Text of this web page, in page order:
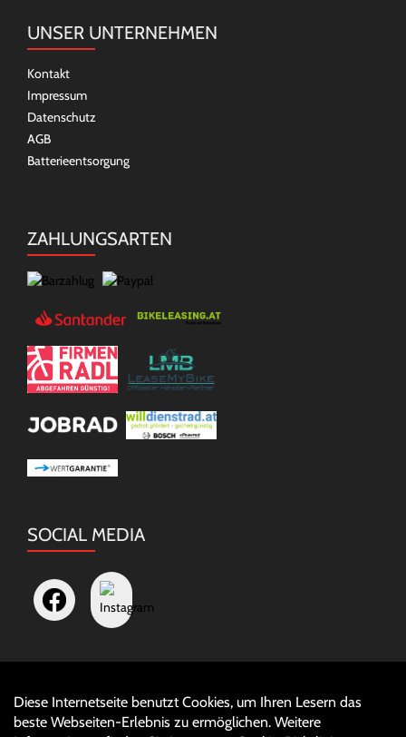
UNSER UNTERNEHMEN
Kontakt
Impressum
Datenschutz
AGB
Batterieentsorgung
ZAHLUNGSARTEN
SOCIAL MEDIA
Diese Internetseite benutzt Cookies, um Ihren Lesern das
beste Webseiten-Erlebnis zu ermöglichen. Weitere
Auftrag widerrufen